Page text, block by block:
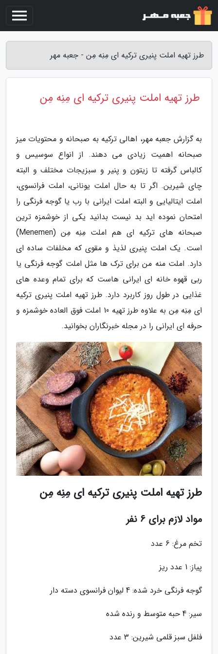
طرز تهیه املت پنیری ترکیه ای مِنِه مِن - جعبه مهر
طرز تهیه املت پنیری ترکیه ای مِنِه مِن
به گزارش جعبه مهر، اهالی ترکیه به صبحانه و محتویات میز
صبحانه اهمیت زیادی می دهند. از انواع سوسیس و
کالباس گرفته تا زیتون و پنیر و سبزیجات مختلف و البته
چای شیرین. اگر تا به حال املت یونانی، املت فرانسوی،
املت ایتالیایی و البته املت ایرانی با رب یا گوجه فرنگی را
امتحان نموده اید بد نیست بدانید یکی از خوشمزه ترین
صبحانه های ترکیه ای هم املت مِنِه مِن (Menemen)
است. یک املت پنیری لذیذ و مقوی که مخلفات ساده ای
دارد. املت منه من برای ترک ها مثل املت گوجه فرنگی یا
ربی قهوه خانه ای ایرانی هاست که برای تمام وعده های
غذایی در طول روز کاربرد دارد. طرز تهیه املت پنیری ترکیه
ای مِنِه مِن به علاوه طرز تهیه 10 املت فوق العاده خوشمزه و
حرفه ای ایرانی را در مجله خبرنگاران بخوانید.
طرز تهیه املت پنیری ترکیه ای مِنِه مِن
مواد لازم برای 6 نفر
تخم مرغ: 6 عدد
پیاز: 1 عدد ریز
گوجه فرنگی خرد شده: 4 لیوان فرانسوی دسته دار
سیر: 4 حبه متوسط و رنده شده
فلفل سبز قلمی شیرین: 3 عدد